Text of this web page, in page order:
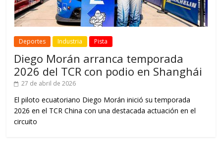
Deportes Industria Pista
Diego Morán arranca temporada
2026 del TCR con podio en Shanghái
27 de abril de 2026
El piloto ecuatoriano Diego Morán inició su temporada
2026 en el TCR China con una destacada actuación en el
circuito